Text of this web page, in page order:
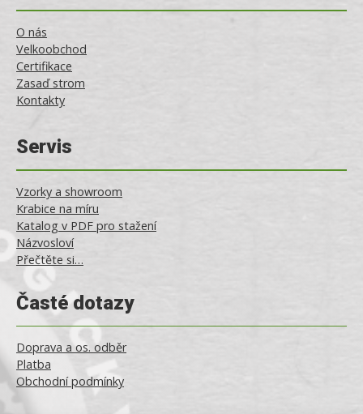
O nás
Velkoobchod
Certifikace
Zasaď strom
Kontakty
Servis
Vzorky a showroom
Krabice na míru
Katalog v PDF pro stažení
Názvosloví
Přečtěte si…
Časté dotazy
Doprava a os. odběr
Platba
Obchodní podmínky